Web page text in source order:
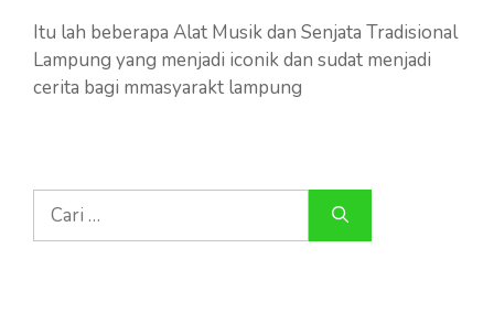
Itu lah beberapa Alat Musik dan Senjata Tradisional
Lampung yang menjadi iconik dan sudat menjadi
cerita bagi mmasyarakt lampung
Cari
untuk: